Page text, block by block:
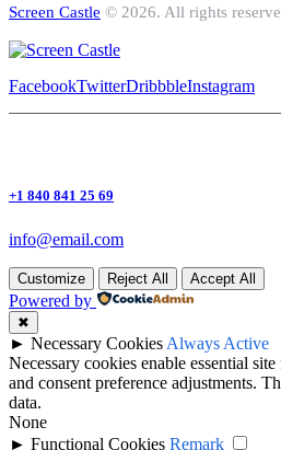
Screen Castle © 2026. All rights
FacebookTwitterDribbbleInstagram
+1 840 841 25 69
info@email.com
Customize Reject All Accept All
Powered by
✖
► Necessary Cookies Always Active
Necessary cookies enable essential
and consent preference adjustments.
data.
None
► Functional Cookies Remark